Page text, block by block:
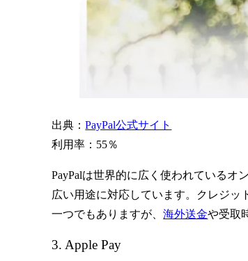
出典：PayPal公式サイト
利用率：55％
PayPalは世界的に広く使われているオ
広い用途に対応しています。クレジ
一つでもありますが、海外送金や受取
3. Apple Pay